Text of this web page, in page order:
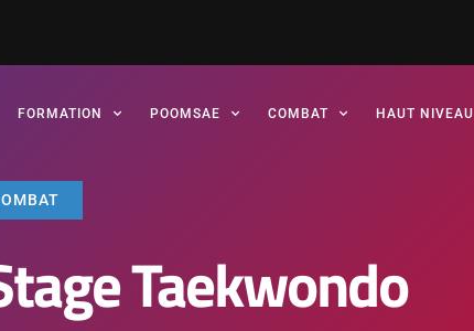
FORMATION POOMSAE COMBAT HAUT NIVEAU
Taekwondo